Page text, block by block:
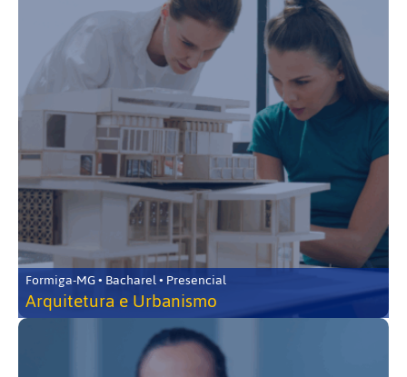
Formiga-MG • Bacharel • Presencial
Arquitetura e Urbanismo